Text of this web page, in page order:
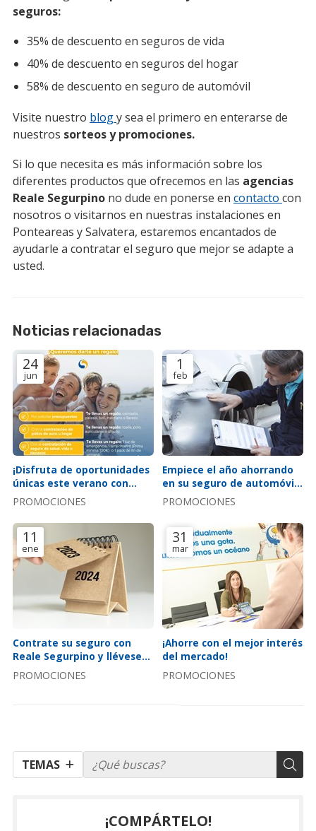
TEMAS
seguros:
35% de descuento en seguros de vida
40% de descuento en seguros del hogar
58% de descuento en seguro de automóvil
Visite nuestro blogy sea el primero en enterarse de
nuestros sorteos y promociones.
Si lo que necesita es más información sobre los
diferentes productos que ofrecemos en las agencias
Reale Segurpino no dude en ponerse en contacto con
nosotros o visitarnos en nuestras instalaciones en
Ponteareas y Salvatera, estaremos encantados de
ayudarle a contratar el seguro que mejor se adapte a
usted.
Noticias relacionadas
24
jun
¡Disfruta de oportunidades
únicas este verano con
nuestra aseguradora!
PROMOCIONES
1
feb
Empiece el año ahorrando
en su seguro de automóvil:
¡súper oferta auto 2024!
PROMOCIONES
11
ene
Contrate su seguro con
Reale Segurpino y llévese
un calendario de 2024
PROMOCIONES
31
mar
¡Ahorre con el mejor interés
del mercado!
PROMOCIONES
¡COMPÁRTELO!